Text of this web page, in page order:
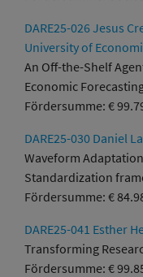
DARE25-026 Jesus
University of
An Off-the-Shelf
Economic
Fördersumme: €
DARE25-030 Daniel
Waveform
Standardization
Fördersumme: €
DARE25-041 Esther
Transforming
Fördersumme: €